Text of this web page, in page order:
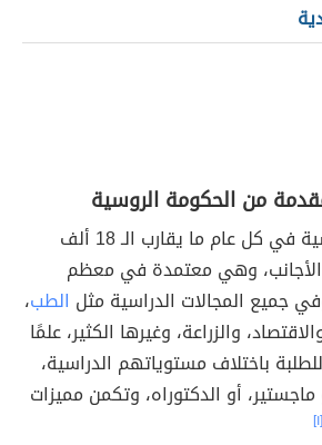
من الحكومة الروسية
تقدم الحكومة الروسية في كل عام ما يقارب الـ 18 ألف
الأجانب، وهي معتمدة في معظم
جميع المجالات الدراسية مثل الطب،
والزراعة، وغيرها الكثير، علمًا
باختلاف مستوياتهم الدراسية،
أو الدكتوراه، وتكمن مميزات
[١]